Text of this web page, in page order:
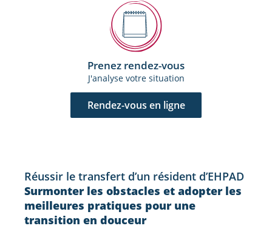
Prenez rendez-vous
J'analyse votre situation
Rendez-vous en ligne
Réussir le transfert d’un résident d’EHPAD
Surmonter les obstacles et adopter les
meilleures pratiques pour une
transition en douceur